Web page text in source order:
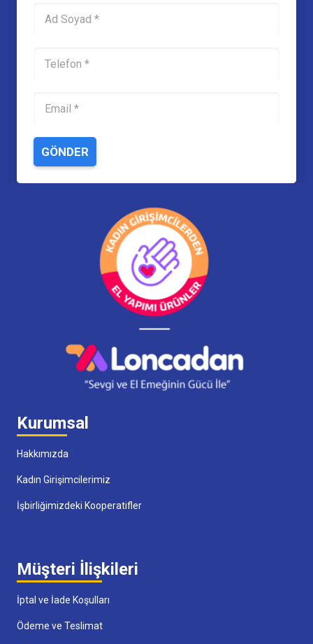
GÖNDER
Kurumsal
Hakkımızda
Kadın Girişimcilerimiz
İşbirliğimizdeki Kooperatifler
Müşteri İlişkileri
İptal ve İade Koşulları
Ödeme ve Teslimat